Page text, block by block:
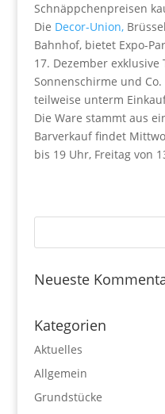
Schnäppchenpreisen
Die Decor-Union,
Bahnhof, bietet Expo-
17. Dezember exklusive
Sonnenschirme und
teilweise unterm
Die Ware stammt aus
Barverkauf findet
bis 19 Uhr, Freitag von
Neueste
Kategorien
Aktuelles
Allgemein
Grundstücke